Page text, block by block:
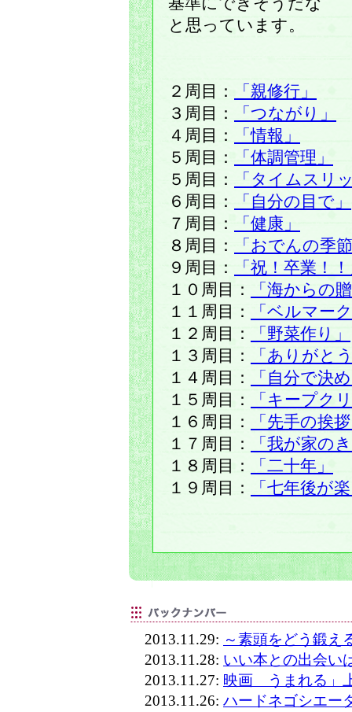
と思っています。
２周目：
「親修行」
３周目：
「つながり」
４周目：
「情報」
５周目：
「体調管理」
５周目：
「タイムスリ
６周目：
「自分の目で」
７周目：
「健康」
８周目：
「おでんの季
９周目：
「祝！卒業！
１０周目：
「海からの
１１周目：
「ベルマー
１２周目：
「野菜作り」
１３周目：
「ありがと
１４周目：
「自分で決
１５周目：
「キープク
１６周目：
「先手の挨
１７周目：
「我が家の
１８周目：
「二十年」
１９周目：
「七年後が
2013.11.29: ～素頭をどう鍛え
2013.11.28: いい本との出会い
2013.11.27: 映画 うまれる」
2013.11.26: ハードネゴシエー